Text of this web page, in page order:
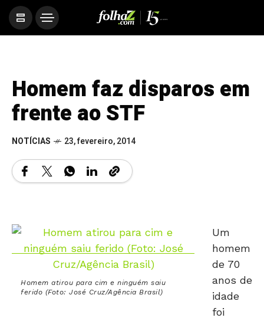
Homem faz disparos em
frente ao STF
NOTÍCIAS 23, fevereiro, 2014
Homem atirou para cim e ninguém saiu
ferido (Foto: José Cruz/Agência Brasil)
Um
homem
de 70
anos de
idade
foi